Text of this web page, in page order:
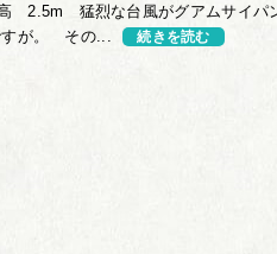
2.5m 猛烈な台風がグアムサイパ
が。 その...
続きを読む